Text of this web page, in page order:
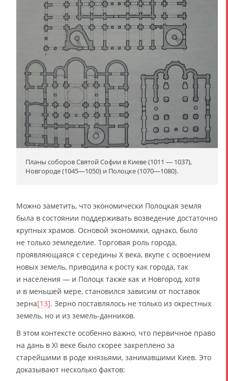
Планы соборов Святой Софии в Киеве (1011 — 1037),
Новгороде (1045—1050) и Полоцке (1070—1080).
Можно заметить, что экономически Полоцкая земля
была в состоянии поддерживать возведение достаточно
крупных храмов. Основой экономики, однако, было
не только земледелие. Торговая роль города,
проявляющаяся с середины X века, вкупе с освоением
новых земель, приводила к росту как города, так
и населения — и Полоцк также как и Новгород, хотя
и в меньшей мере, становился зависим от поставок
зерна[13]. Зерно поставлялось не только из окрестных
земель, но и из земель-данников.
В этом контексте особенно важно, что первичное право
на дань в XI веке было скорее закреплено за
старейшими в роде князьями, занимавшими Киев. Это
доказывают несколько фактов: